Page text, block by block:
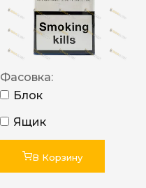
Фасовка:
Блок
Ящик
В Корзину